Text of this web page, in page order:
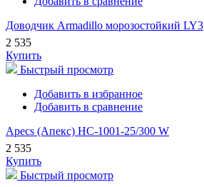
Доводчик Armadillo морозостойкий LY3
2 535
Купить
Быстрый просмотр
Добавить в избранное
Добавить в сравнение
Apecs (Апекс) HC-1001-25/300 W
2 535
Купить
Быстрый просмотр